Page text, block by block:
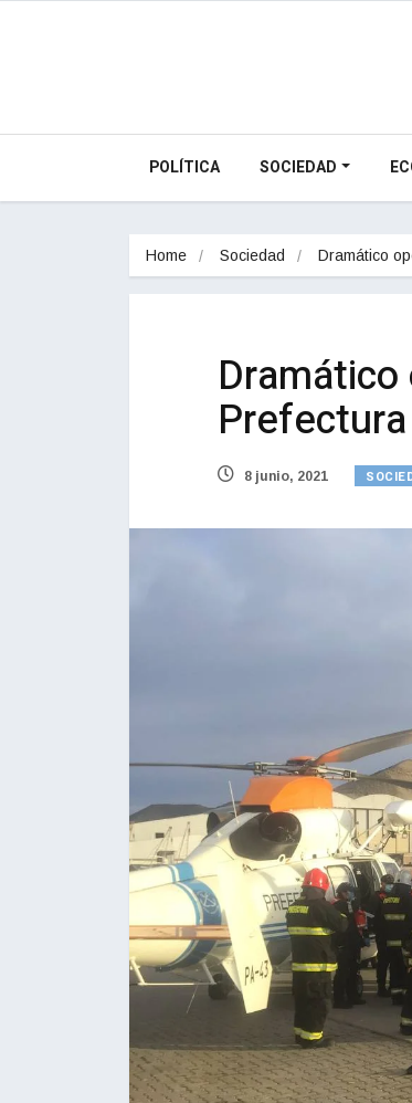
POLÍTICA SOCIEDAD
Home Sociedad Dramático
8 junio, 2021